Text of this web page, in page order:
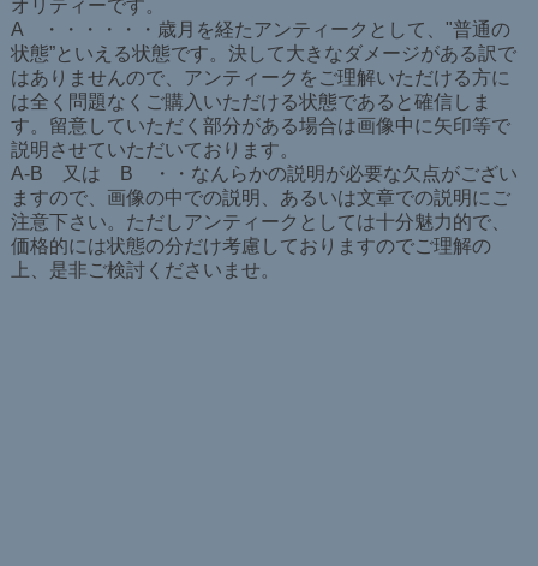
オリティーです。
A ・・・・・・歳月を経たアンティークとして、"普通の
状態”といえる状態です。決して大きなダメージがある訳で
はありませんので、アンティークをご理解いただける方に
は全く問題なくご購入いただける状態であると確信しま
す。留意していただく部分がある場合は画像中に矢印等で
説明させていただいております。
A-B 又は B ・・なんらかの説明が必要な欠点がござい
ますので、画像の中での説明、あるいは文章での説明にご
注意下さい。ただしアンティークとしては十分魅力的で、
価格的には状態の分だけ考慮しておりますのでご理解の
上、是非ご検討くださいませ。